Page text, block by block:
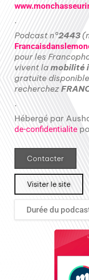
.
Podcast n°2443
pour les
vivent lamobilité
gratuite
recherchez
.
Hébergé par
de-confidentialite
Contacter
Visiter le site
Durée du